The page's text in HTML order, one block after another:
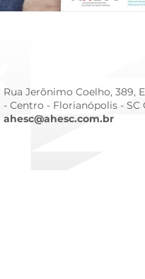
Rua Jerônimo Coelho, 389,
- Centro - Florianópolis - SC
ahesc@ahesc.com.br